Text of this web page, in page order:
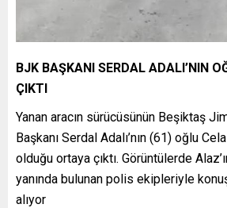
BJK BAŞKANI SERDAL ADALI’NIN
ÇIKTI
Yanan aracın sürücüsünün Beşiktaş
Başkanı Serdal Adalı’nın (61) oğlu
olduğu ortaya çıktı. Görüntülerde
yanında bulunan polis ekipleriyle
alıyor